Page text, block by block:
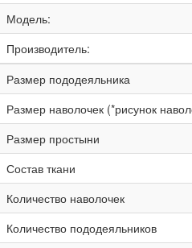
Модель:
Производитель:
Размер пододеяльника
Размер наволочек (*рисунок
Размер простыни
Состав ткани
Количество наволочек
Количество пододеяльников